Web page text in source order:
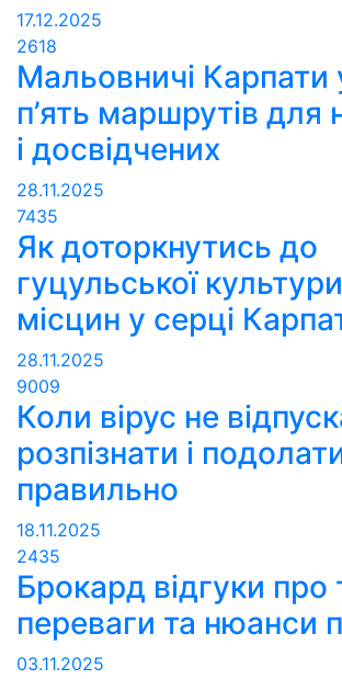
17.12.2025
2618
Мальовничі Карпати
п’ять маршрутів для
і досвідчених
28.11.2025
7435
Як доторкнутись до
гуцульської
місцин у серці
28.11.2025
9009
Коли вірус не
розпізнати і
правильно
18.11.2025
2435
Брокард відгуки про
переваги та нюанси
03.11.2025